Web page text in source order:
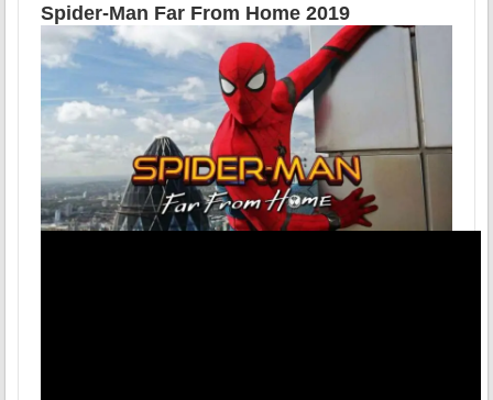
Spider-Man Far From Home 2019